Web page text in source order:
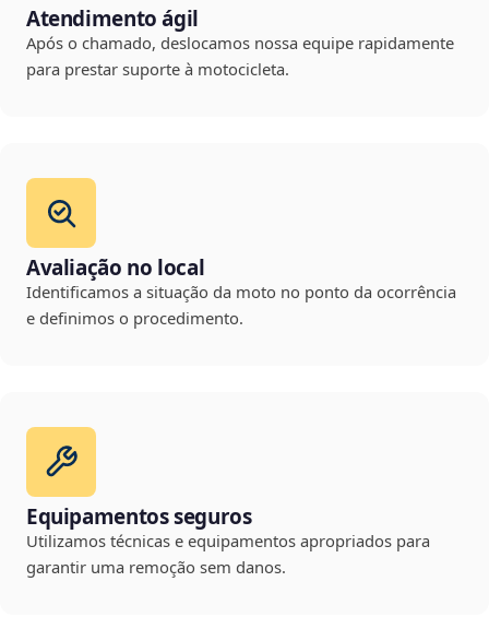
Atendimento ágil
Após o chamado, deslocamos nossa equipe rapidamente
para prestar suporte à motocicleta.
Avaliação no local
Identificamos a situação da moto no ponto da ocorrência
e definimos o procedimento.
Equipamentos seguros
Utilizamos técnicas e equipamentos apropriados para
garantir uma remoção sem danos.